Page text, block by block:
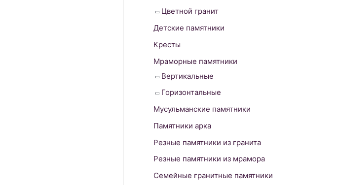
:
Цветной гранит
Детские памятники
Кресты
Мраморные памятники
Вертикальные
Горизонтальные
Мусульманские памятники
Памятники арка
Резные памятники из гранита
Резные памятники из мрамора
Семейные гранитные памятники